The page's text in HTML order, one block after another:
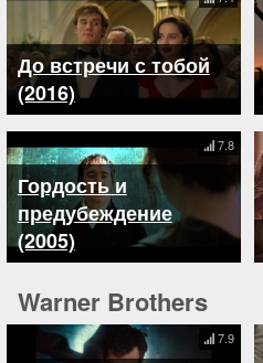
До встречи с тобой
(2016)
Гордость и
предубеждение
(2005)
7.8
Warner Brothers
7.9